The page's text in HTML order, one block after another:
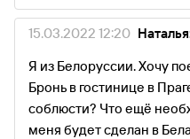
15.03.2022 12:20
Я из Белоруссии. Хочу
Бронь в гостинице в
соблюсти? Что ещё
меня будет сделан в